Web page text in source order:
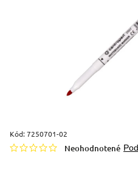
Kód:7250701-02
Neohodnotené